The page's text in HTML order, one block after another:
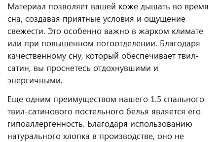
Материал позволяет вашей коже дышать во время
сна, создавая приятные условия и ощущение
свежести. Это особенно важно в жарком климате
или при повышенном потоотделении. Благодаря
качественному сну, который обеспечивает твил-
сатин, вы проснетесь отдохнувшими и
энергичными.
Еще одним преимуществом нашего 1.5 спального
твил-сатинового постельного белья является его
гипоаллергенность. Благодаря использованию
натурального хлопка в производстве, оно не